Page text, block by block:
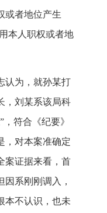
或者地位产生
本人职权或者地
认为，就孙某打
，刘某系该局科
符合《纪要》
，对本案准确定
案证据来看，首
系刚刚调入，
本不认识，也未